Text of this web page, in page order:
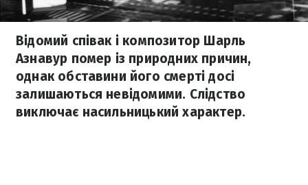
Відомий співак і композитор Шарль
Азнавур помер із природних причин,
однак обставини його смерті досі
залишаються невідомими. Слідство
виключає насильницький характер.